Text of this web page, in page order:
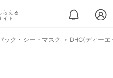
らえる
イト
ック・シートマスク DHC(ディー